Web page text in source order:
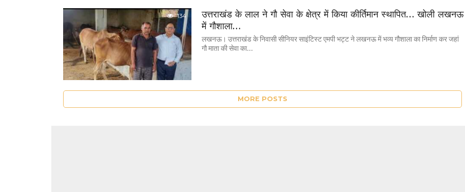
134
उत्तराखंड के लाल ने गौ सेवा के क्षेत्र में किया कीर्तिमान स्थापित… खोली लखनऊ
में गौशाला…
लखनऊ। उत्तराखंड के निवासी सीनियर साइंटिस्ट एमपी भट्ट ने लखनऊ में भव्य गौशाला का निर्माण कर जहां
गौ माता की सेवा का...
MORE POSTS